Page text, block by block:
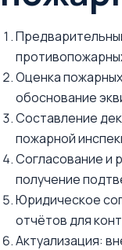
Оценка
обоснование
Составление
пожарной
Согласование и
получение
Юридическое
отчётов для
Актуализация: